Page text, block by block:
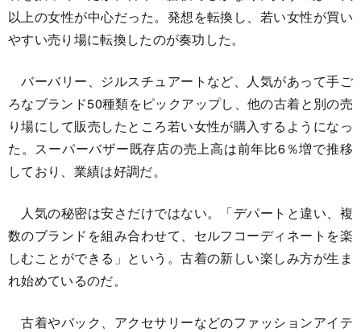
以上の女性が中心だった。発想を転換し、若い女性が買い
やすい売り場に転換したのが奏功した。
バーバリー、ジルスチュアートなど、人気があって手ご
ろなブランド50種類をピックアップし、他の古着と別の売
り場にして販売したところ若い女性が購入するようになっ
た。スーパーバザー既存店の売上高は前年比6％増で推移
しており、業績は好調だ。
人気の秘密は安さだけではない。「デパートと違い、複
数のブランドを組み合わせて、セルフコーディネートを楽
しむことができる」という。古着の新しい楽しみ方が生ま
れ始めているのだ。
古着やバック、アクセサリーなどのファッションアイテ